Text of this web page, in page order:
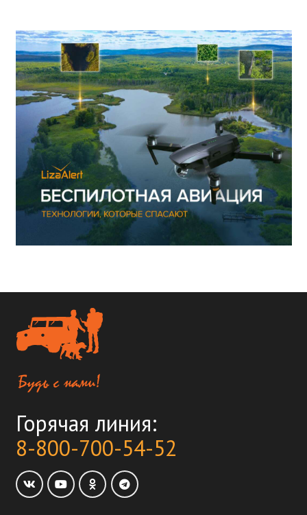
Горячая линия:
8-800-700-54-52